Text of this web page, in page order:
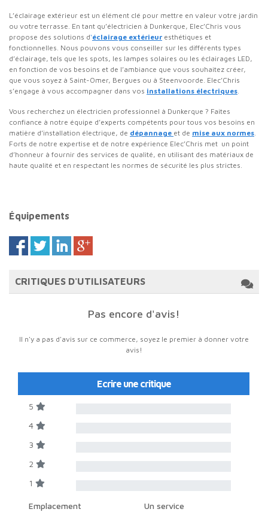
L’éclairage extérieur est un élément clé pour mettre en valeur votre jardin
ou votre terrasse. En tant qu’électricien à Dunkerque, Elec’Chris vous
propose des solutions d‘éclairage extérieur esthétiques et
fonctionnelles. Nous pouvons vous conseiller sur les différents types
d’éclairage, tels que les spots, les lampes solaires ou les éclairages LED,
en fonction de vos besoins et de l’ambiance que vous souhaitez créer,
que vous soyez à Saint-Omer, Bergues ou à Steenvoorde. Elec’Chris
s’engage à vous accompagner dans vos installations électriques.
Vous recherchez un électricien professionnel à Dunkerque ? Faites
confiance à notre équipe d’experts compétents pour tous vos besoins en
matière d’installation électrique, de dépannage et de mise aux normes.
Forts de notre expertise et de notre expérience Elec’Chris met un point
d’honneur à fournir des services de qualité, en utilisant des matériaux de
haute qualité et en respectant les normes de sécurité les plus strictes.
Équipements
CRITIQUES D'UTILISATEURS
Pas encore d'avis!
Il n'y a pas d'avis sur ce commerce, soyez le premier à donner votre
avis!
Ecrire une critique
5
4
3
2
1
Emplacement
Un service